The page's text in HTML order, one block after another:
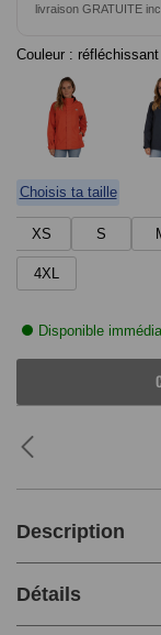
normal
de
vente
livraison GRATUITE
Couleur :
Choisis ta taille
XS S
4XL
Disponible
Description
Détails